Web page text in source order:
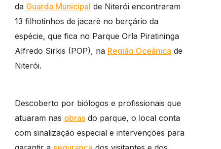
da Guarda Municipal de Niterói encontraram
13 filhotinhos de jacaré no berçário da
espécie, que fica no Parque Orla Piratininga
Alfredo Sirkis (POP), na Região Oceânica de
Niterói.
Descoberto por biólogos e profissionais que
atuaram nas obrasdo parque, o local conta
com sinalização especial e intervenções para